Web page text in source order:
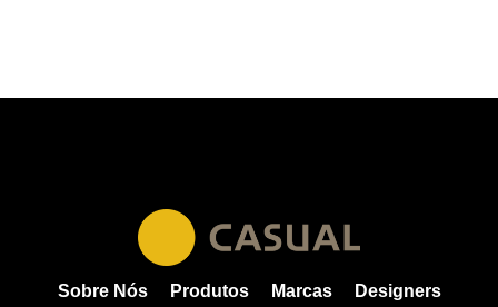
Sobre Nós Produtos Marcas Designers